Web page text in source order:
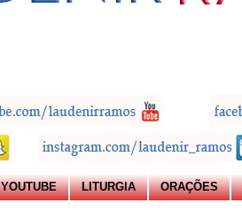
YOUTUBE LITURGIA ORAÇÕES